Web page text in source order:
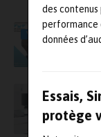
des contenus
performance
données
Essais,
protège
VIDÉO